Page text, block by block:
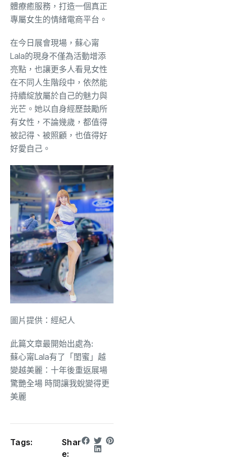
體療癒服務，打造一個真正
專屬女生的情緒電商平台。
在今日展會現場，蘇心甯
Lala的現身不僅為活動增添
亮點，也讓更多人看見女性
在不同人生階段中，依然能
持續綻放屬於自己的魅力與
光芒。她以自身經歷鼓勵所
有女性，不論幾歲，都值得
被記得、被照顧，也值得好
好愛自己。
圖片提供：經紀人
此篇文章最開始出處為:
蘇心甯Lala有了「閨蜜」越
變越美麗：十年後重返展場
驚艷全場 時間讓我蛻變得更
美麗
Tags:
Shar
e: